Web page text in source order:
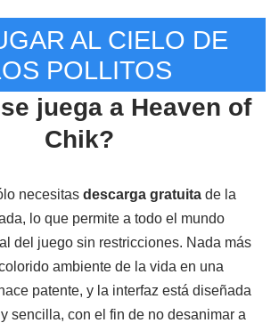
AL CIELO DE
POLLITOS
juega a Heaven of
Chik?
necesitas descarga gratuita de la
lo que permite a todo el mundo
del juego sin restricciones. Nada más
ambiente de la vida en una
patente, y la interfaz está diseñada
sencilla, con el fin de no desanimar a